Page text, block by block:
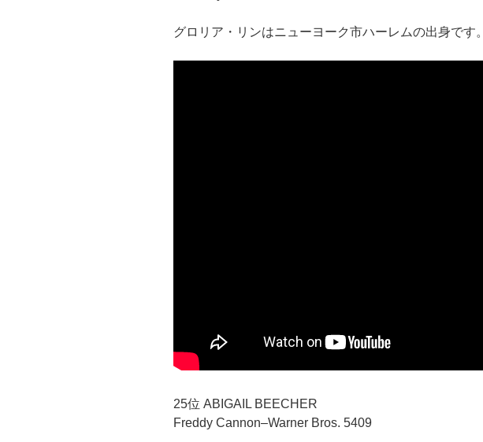
グロリア・リンはニューヨーク市ハーレムの出身です。
25位 ABIGAIL BEECHER
Freddy Cannon–Warner Bros. 5409